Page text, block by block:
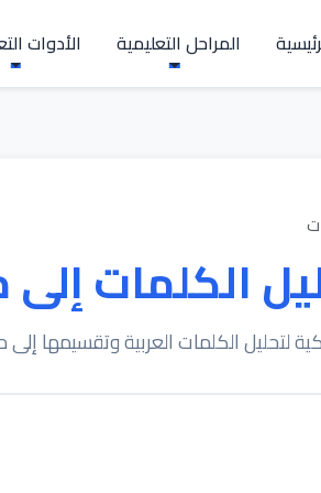
المراحل التعليمية الأدوات
الكلمات
لتحليل الكلمات العربية وتقسيمها